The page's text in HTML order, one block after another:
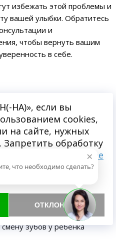
избежать этой проблемы и
вашей улыбки. Обратитесь
и
чтобы вернуть вашим
в себе.
детей: причины,
в стоматологии
зубов у ребёнка
НА)», если вы
cookies,
на сайте, нужных
обработку
браузер.
Подробнее
персональных
ОТКЛОНИТЬ
×
что необходимо сделать?